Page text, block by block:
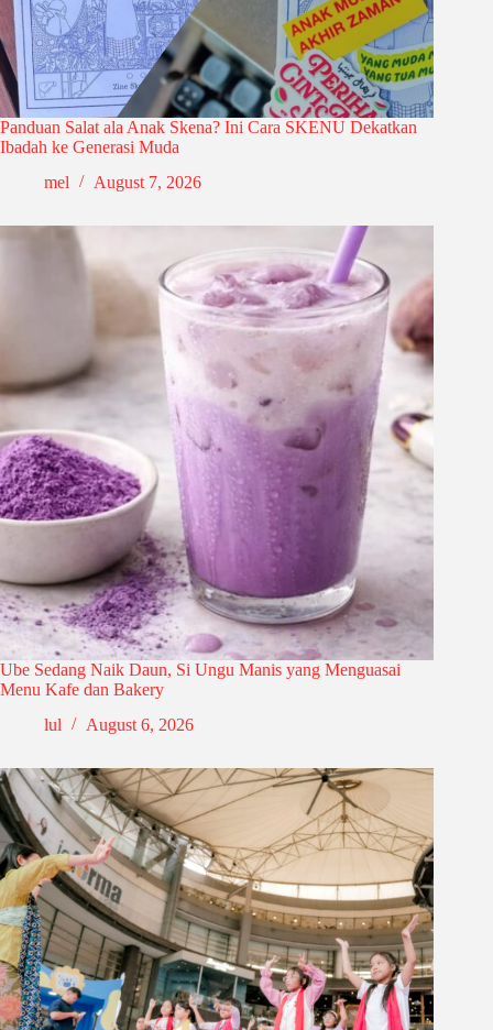
Panduan Salat ala Anak Skena? Ini Cara SKENU Dekatkan
Ibadah ke Generasi Muda
mel
August 7, 2026
Ube Sedang Naik Daun, Si Ungu Manis yang Menguasai
Menu Kafe dan Bakery
lul
August 6, 2026